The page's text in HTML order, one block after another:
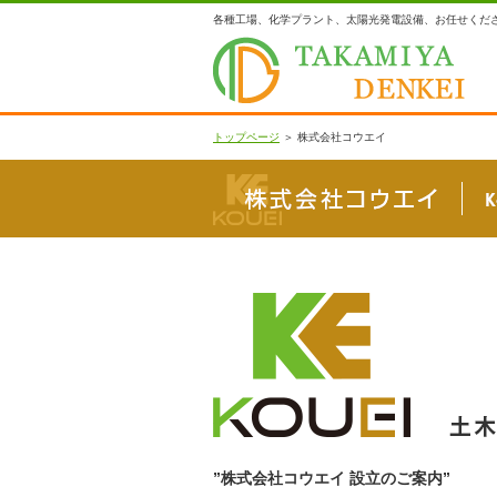
各種工場、化学プラント、太陽光発電設備、お任せくだ
トップページ ＞ 株式会社コウエイ
”株式会社コウエイ 設立のご案内”